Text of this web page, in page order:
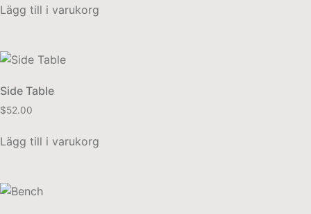
Lägg till i varukorg
Side Table
$52.00
Lägg till i varukorg